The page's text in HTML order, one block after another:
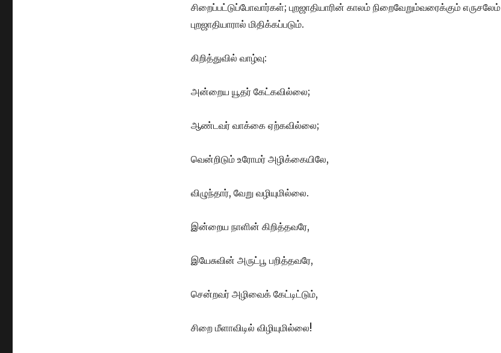
சிறைப்பட்டுப்போவார்கள்; புறஜாதியாரின் காலம் நிறைவேறும்வரைக்கும் எருசலேம்
புறஜாதியாரால் மிதிக்கப்படும்.
கிறித்துவில் வாழ்வு:
அன்றைய யூதர் கேட்கவில்லை;
ஆண்டவர் வாக்கை ஏற்கவில்லை;
வென்றிடும் உரோமர் அழிக்கையிலே,
விழுந்தார், வேறு வழியுமில்லை.
இன்றைய நாளின் கிறித்தவரே,
இயேசுவின் அருட்பூ பறித்தவரே,
சென்றவர் அழிவைக் கேட்டிட்டும்,
சிறை மீளாவிடில் விழியுமில்லை!